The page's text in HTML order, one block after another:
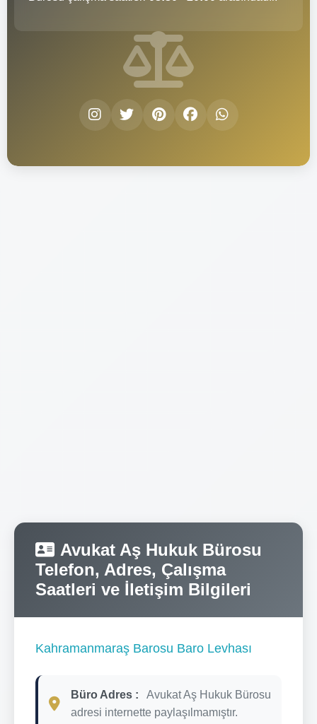
Avukat Aş Hukuk Bürosu
Telefon, Adres, Çalışma
Saatleri ve İletişim Bilgileri
Kahramanmaraş Barosu Baro Levhası
Büro Adres :
Avukat Aş Hukuk Bürosu
adresi internette paylaşılmamıştır.